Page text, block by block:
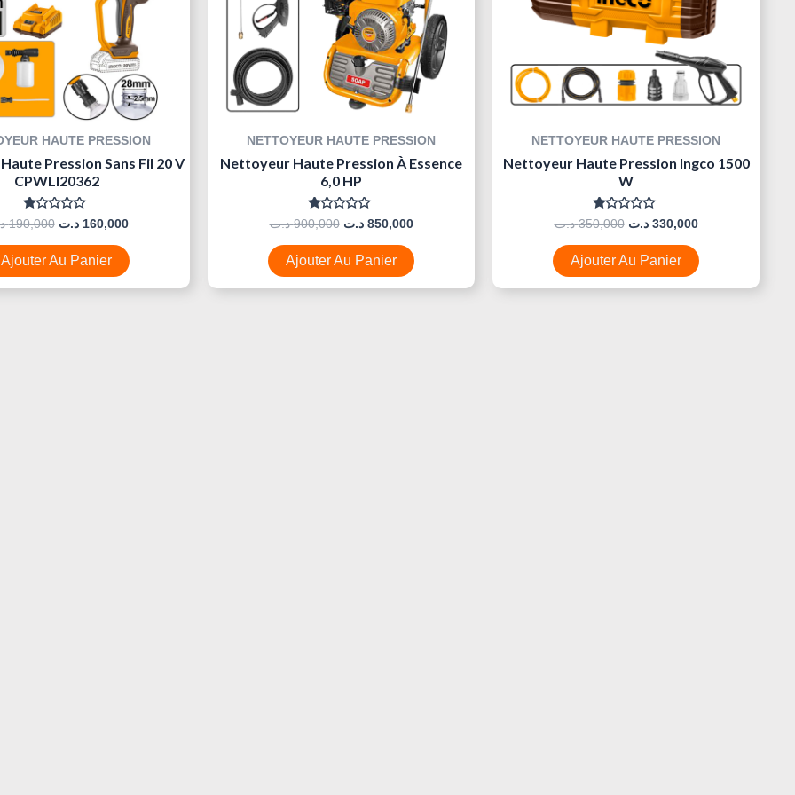
HAUTE PRESSION
Pression Sans Fil 20 V
CPWLI20362
Note
0
Sur
5
190,000 160,000 د.ت
Ajouter Au Panier
NETTOYEUR HAUTE PRESSION
Nettoyeur Haute Pression À Essence
6,0 HP
Note
0
Sur
5
900,000 د.ت 850,000 د.ت
Ajouter Au Panier
NETTOYEUR HAUTE PRESSION
Nettoyeur Haute Pression Ingco 1500
W
Note
0
Sur
5
350,000 د.ت 330,000 د.ت
Ajouter Au Panier